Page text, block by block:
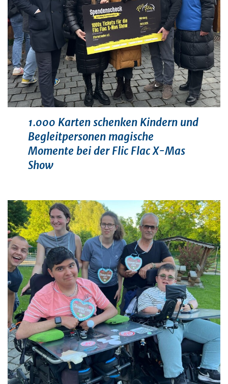
1.000 Karten schenken Kindern und
Begleitpersonen magische
Momente bei der Flic Flac X-Mas
Show